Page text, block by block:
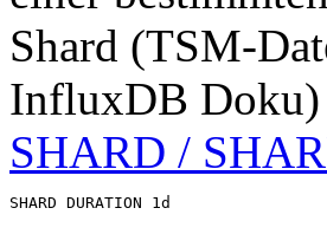
Shard (TSM-
InfluxDB Doku)
SHARD /
SHARD DURATION 1d